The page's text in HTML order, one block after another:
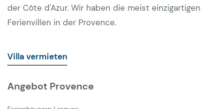
der Côte d'Azur. Wir haben die meist einzigartigen
Ferienvillen in der Provence.
Villa vermieten
Angebot Provence